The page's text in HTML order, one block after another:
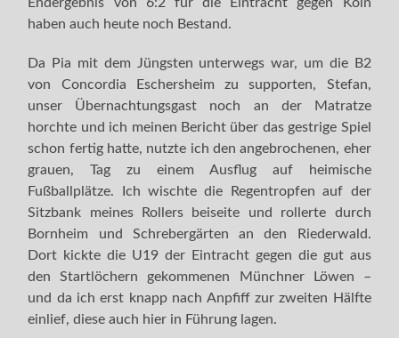
haben auch heute noch Bestand.
Da Pia mit dem Jüngsten unterwegs war, um die B2
von Concordia Eschersheim zu supporten, Stefan,
unser Übernachtungsgast noch an der Matratze
horchte und ich meinen Bericht über das gestrige Spiel
schon fertig hatte, nutzte ich den angebrochenen, eher
grauen, Tag zu einem Ausflug auf heimische
Fußballplätze. Ich wischte die Regentropfen auf der
Sitzbank meines Rollers beiseite und rollerte durch
Bornheim und Schrebergärten an den Riederwald.
Dort kickte die U19 der Eintracht gegen die gut aus
den Startlöchern gekommenen Münchner Löwen –
und da ich erst knapp nach Anpfiff zur zweiten Hälfte
einlief, diese auch hier in Führung lagen.